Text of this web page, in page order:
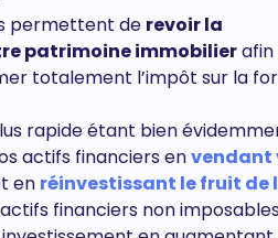
permettent de revoir la
patrimoine immobilierafin
totalement l’impôt sur la
rapide étant bien
actifs financiers envendant
en réinvestissant le fruit de
financiers non